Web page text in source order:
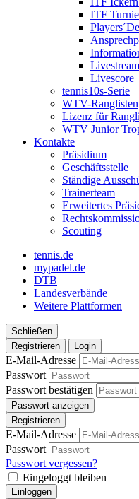
ITF
Livescore
tennis10s-Serie
WTV-Ranglisten
Lizenz für
WTV Junior
Kontakte
Präsidium
Geschäftsstelle
Ständige
Trainerteam
Erweitertes
Scouting
tennis.de
mypadel.de
DTB
Landesverbände
Weitere Plattformen
Schließen
Registrieren
Login
E-Mail-Adresse
Passwort
Passwort bestätigen
Passwort anzeigen
Registrieren
E-Mail-Adresse
Passwort
Passwort vergessen?
Eingeloggt bleiben
Einloggen